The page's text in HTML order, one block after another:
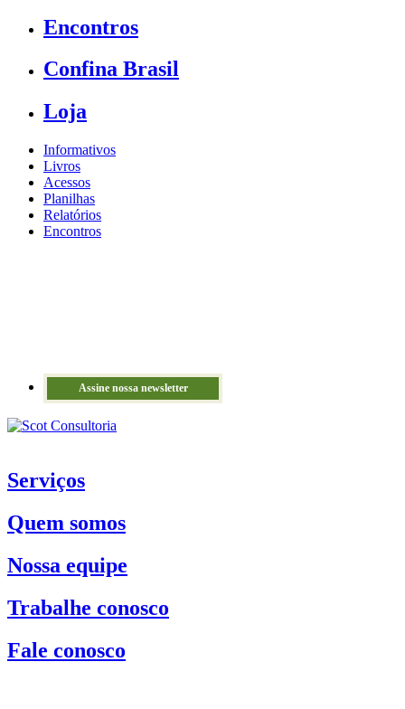
Encontros
Confina Brasil
Loja
Informativos
Livros
Acessos
Planilhas
Relatórios
Encontros
Assine nossa newsletter
Serviços
Quem somos
Nossa equipe
Trabalhe conosco
Fale conosco